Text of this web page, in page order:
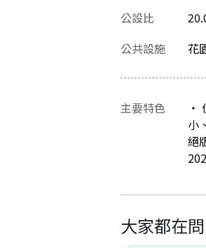
公設比
公共設施 花
主要特色
‧
小
絕
大家都在問